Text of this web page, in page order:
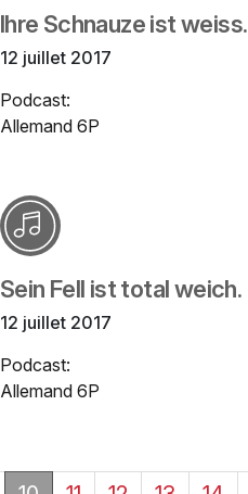
Ihre Schnauze ist weiss.
12 juillet 2017
Podcast:
Allemand 6P
Sein Fell ist total weich.
12 juillet 2017
Podcast:
Allemand 6P